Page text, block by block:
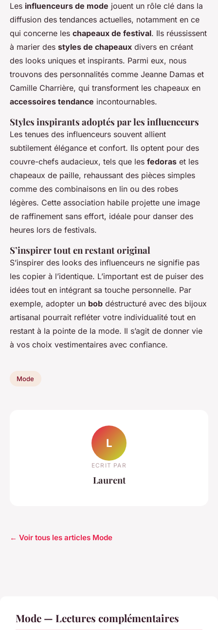
Les influenceurs de mode jouent un rôle clé dans la
diffusion des tendances actuelles, notamment en ce
qui concerne les chapeaux de festival. Ils réussissent
à marier des styles de chapeaux divers en créant
des looks uniques et inspirants. Parmi eux, nous
trouvons des personnalités comme Jeanne Damas et
Camille Charrière, qui transforment les chapeaux en
accessoires tendance incontournables.
Styles inspirants adoptés par les influenceurs
Les tenues des influenceurs souvent allient
subtilement élégance et confort. Ils optent pour des
couvre-chefs audacieux, tels que les fedoras et les
chapeaux de paille, rehaussant des pièces simples
comme des combinaisons en lin ou des robes
légères. Cette association habile projette une image
de raffinement sans effort, idéale pour danser des
heures lors de festivals.
S’inspirer tout en restant original
S’inspirer des looks des influenceurs ne signifie pas
les copier à l’identique. L’important est de puiser des
idées tout en intégrant sa touche personnelle. Par
exemple, adopter un bob déstructuré avec des bijoux
artisanal pourrait refléter votre individualité tout en
restant à la pointe de la mode. Il s’agit de donner vie
à vos choix vestimentaires avec confiance.
Mode
L
ECRIT PAR
Laurent
← Voir tous les articles Mode
Mode — Lectures complémentaires